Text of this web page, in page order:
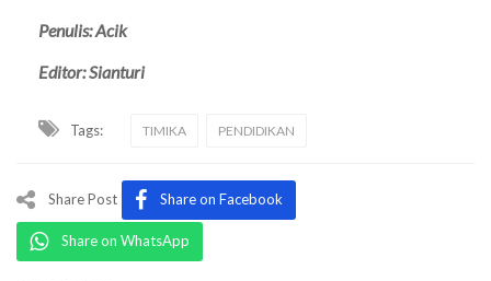
Penulis: Acik
Editor: Sianturi
Tags: TIMIKA PENDIDIKAN
Share Post Share on Facebook
Share on WhatsApp